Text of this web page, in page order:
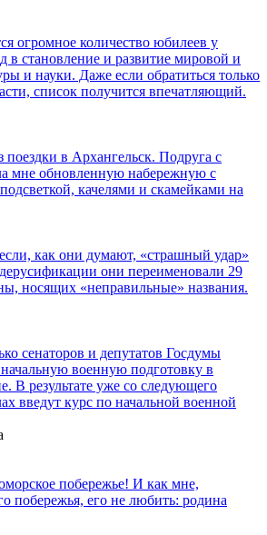
огромное количество юбилеев у
в становление и развитие мировой и
и науки. Даже если обратиться только
список получится впечатляющий.
поездки в Архангельск. Подруга с
мне обновленную набережную с
качелями и скамейками на
как они думают, «страшный удар»
они переименовали 29
носящих «неправильные» названия.
сенаторов и депутатов Госдумы
военную подготовку в
В результате уже со следующего
введут курс по начальной военной
побережье! И как мне,
побережья, его не любить: родина